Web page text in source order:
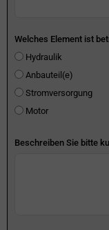
Welches Element ist
Hydraulik
Anbauteil(e)
Stromversorgung
Motor
Beschreiben Sie bitte